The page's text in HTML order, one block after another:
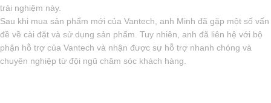
trải nghiệm này.
Sau khi mua sản phẩm mới của Vantech, anh Minh đã gặp một số vấn
đề về cài đặt và sử dụng sản phẩm. Tuy nhiên, anh đã liên hệ với bộ
phận hỗ trợ của Vantech và nhận được sự hỗ trợ nhanh chóng và
chuyên nghiệp từ đội ngũ chăm sóc khách hàng.